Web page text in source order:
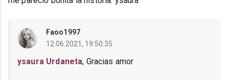
Faoo1997
12.06.2021, 19:50:35
ysaura Urdaneta, Gracias amor